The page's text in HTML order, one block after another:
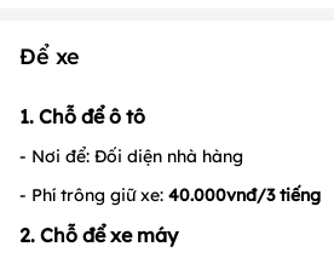
Để xe
1. Chỗ để ô tô
- Nơi để: Đối diện nhà hàng
- Phí trông giữ xe: 40.000vnđ/3 tiếng
2. Chỗ để xe máy